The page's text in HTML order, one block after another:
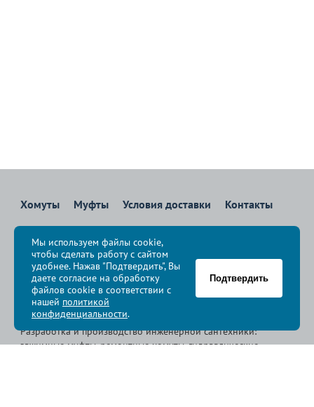
Хомуты Муфты Условия доставки Контакты
8 800 700-83-36
Звоните бесплатно с 08:00 до 17:00 по Москве
политика конфиденциальности
© Группа компаний « », 2009-2026
Разработка и производство инженерной сантехники:
зажимные муфты, ремонтные хомуты, гидравлические
Мы используем файлы cookie,
чтобы сделать работу с сайтом
удобнее. Нажав "Подтвердить", Вы
даете согласие на обработку
файлов cookie в соответствии с
нашей политикой
конфиденциальности.
Подтвердить